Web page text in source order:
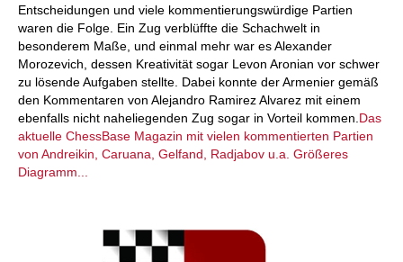
Entscheidungen und viele kommentierungswürdige Partien
waren die Folge. Ein Zug verblüffte die Schachwelt in
besonderem Maße, und einmal mehr war es Alexander
Morozevich, dessen Kreativität sogar Levon Aronian vor schwer
zu lösende Aufgaben stellte. Dabei konnte der Armenier gemäß
den Kommentaren von Alejandro Ramirez Alvarez mit einem
ebenfalls nicht naheliegenden Zug sogar in Vorteil kommen. Das
aktuelle ChessBase Magazin mit vielen kommentierten Partien
von Andreikin, Caruana, Gelfand, Radjabov u.a. Größeres
Diagramm...